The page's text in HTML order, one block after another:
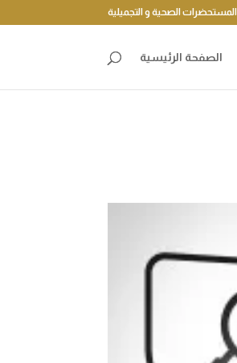
المستحضرات الصحية و التجميلية
الصفحة الرئيسية